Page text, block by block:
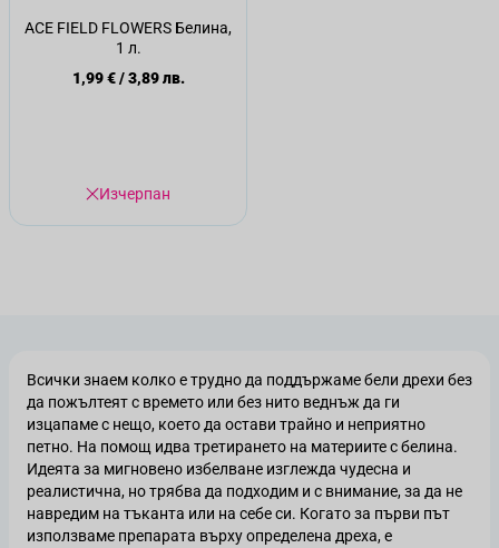
ACE FIELD FLOWERS Белина,
1 л.
1,99 €/3,89 лв.
Изчерпан
Всички знаем колко е трудно да поддържаме бели дрехи без
да пожълтеят с времето или без нито веднъж да ги
изцапаме с нещо, което да остави трайно и неприятно
петно. На помощ идва третирането на материите с белина.
Идеята за мигновено избелване изглежда чудесна и
реалистична, но трябва да подходим и с внимание, за да не
навредим на тъканта или на себе си. Когато за първи път
използваме препарата върху определена дреха, е